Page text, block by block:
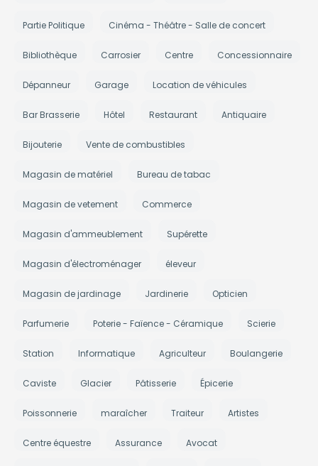
Partie Politique Cinéma - Théâtre - Salle de concert
Bibliothèque Carrosier Centre Concessionnaire
Dépanneur Garage Location de véhicules
Bar Brasserie Hôtel Restaurant Antiquaire
Bijouterie Vente de combustibles
Magasin de matériel Bureau de tabac
Magasin de vetement Commerce
Magasin d'ammeublement Supérette
Magasin d'électroménager éleveur
Magasin de jardinage Jardinerie Opticien
Parfumerie Poterie - Faïence - Céramique Scierie
Station Informatique Agriculteur Boulangerie
Caviste Glacier Pâtisserie Épicerie
Poissonnerie maraîcher Traiteur Artistes
Centre équestre Assurance Avocat